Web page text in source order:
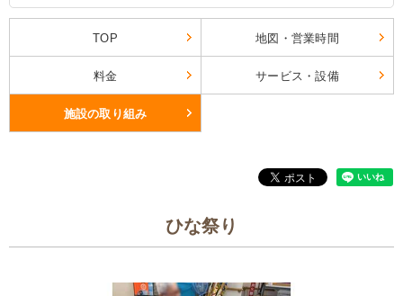
TOP 地図・営業時間
料金 サービス・設備
施設の取り組み
ひな祭り